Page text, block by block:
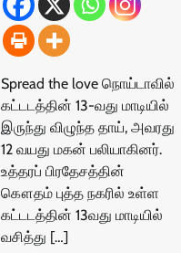
Spread the love நொய்டாவில்
கட்டடத்தின் 13-வது மாடியில்
இருந்து விழுந்த தாய், அவரது
12 வயது மகன் பலியாகினர்.
உத்தரப் பிரதேசத்தின்
கௌதம் புத்த நகரில் உள்ள
கட்டடத்தின் 13வது மாடியில்
வசித்து […]